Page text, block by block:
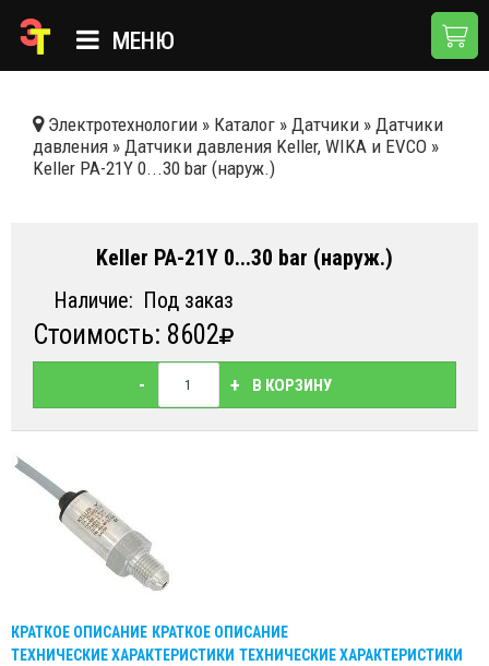
МЕНЮ
КАТАЛОГ
НОВОСТИ
ДОСТАВКА И ОПЛАТА
КОНТАКТЫ
Электротехнологии » Каталог » Датчики » Датчики
давления » Датчики давления Keller, WIKA и EVCO »
Keller PA-21Y 0...30 bar (наруж.)
Keller PA-21Y 0...30 bar (наруж.)
Наличие: Под заказ
Стоимость: 8602
- + В КОРЗИНУ
КРАТКОЕ ОПИСАНИЕ КРАТКОЕ ОПИСАНИЕ
ТЕХНИЧЕСКИЕ ХАРАКТЕРИСТИКИ ТЕХНИЧЕСКИЕ ХАРАКТЕРИСТИКИ